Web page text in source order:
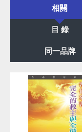
相關
目 錄
同一品牌